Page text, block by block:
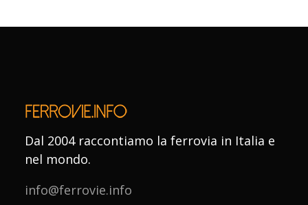
Dal 2004 raccontiamo la ferrovia in Italia e
nel mondo.
info@ferrovie.info